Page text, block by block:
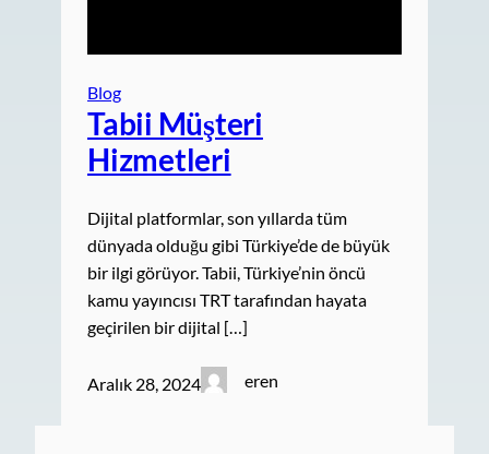
Blog
Tabii Müşteri
Hizmetleri
Dijital platformlar, son yıllarda tüm
dünyada olduğu gibi Türkiye’de de büyük
bir ilgi görüyor. Tabii, Türkiye’nin öncü
kamu yayıncısı TRT tarafından hayata
geçirilen bir dijital […]
Aralık 28, 2024 eren